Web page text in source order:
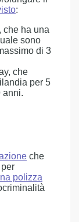
:
che ha una
sono
di 3
che
per 5
anni.
che
polizza